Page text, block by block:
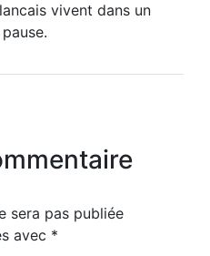
vivent dans un
sera pas publiée
avec *